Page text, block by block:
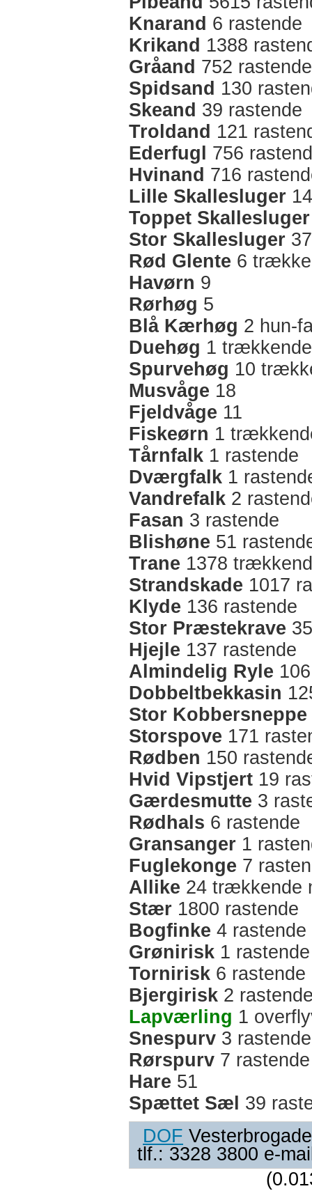
Knarand 6 rastende
Krikand 1388
Gråand 752 rastende
Spidsand 130
Skeand 39 rastende
Troldand 121
Ederfugl
756
Hvinand 716
Lille Skallesluger
Toppet Skallesluger
Stor Skallesluger
Rød Glente 6
Havørn 9
Rørhøg 5
Blå Kærhøg 2 hun-
Duehøg 1
Spurvehøg 10
Musvåge 18
Fjeldvåge 11
Fiskeørn 1
Tårnfalk 1 rastende
Dværgfalk 1
Vandrefalk 2
Fasan 3 rastende
Blishøne 51
Trane 1378
Strandskade 1017
Klyde 136 rastende
Stor Præstekrave
Hjejle 137 rastende
Almindelig Ryle
Dobbeltbekkasin
Stor Kobbersneppe
Storspove 171
Rødben 150
Hvid Vipstjert 19
Gærdesmutte 3
Rødhals 6 rastende
Gransanger 1
Fuglekonge 7
Allike 24 trækkende
Stær 1800 rastende
Bogfinke 4 rastende
Grønirisk 1 rastende
Tornirisk 6 rastende
Bjergirisk 2
Lapværling 1
Snespurv 3 rastende
Rørspurv 7 rastende
Hare 51
Spættet Sæl 39
DOF
tlf.: 3328 3800 e-